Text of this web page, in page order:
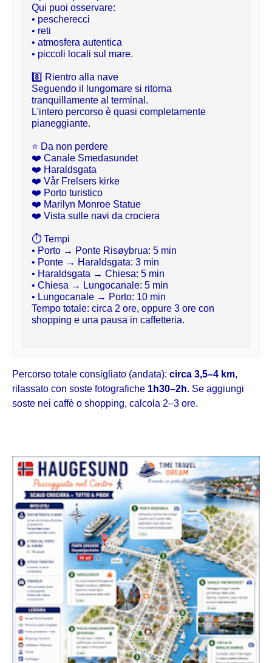
Qui puoi osservare:
• pescherecci
• reti
• atmosfera autentica
• piccoli locali sul mare.
8️⃣ Rientro alla nave
Seguendo il lungomare si ritorna
tranquillamente al terminal.
L'intero percorso è quasi completamente
pianeggiante.
⭐ Da non perdere
❤️ Canale Smedasundet
❤️ Haraldsgata
❤️ Vår Frelsers kirke
❤️ Porto turistico
❤️ Marilyn Monroe Statue
❤️ Vista sulle navi da crociera
⏱️ Tempi
• Porto → Ponte Risøybrua: 5 min
• Ponte → Haraldsgata: 3 min
• Haraldsgata → Chiesa: 5 min
• Chiesa → Lungocanale: 5 min
• Lungocanale → Porto: 10 min
Tempo totale: circa 2 ore, oppure 3 ore con
shopping e una pausa in caffetteria.
Percorso totale consigliato (andata): circa 3,5–4 km,
rilassato con soste fotografiche 1h30–2h. Se aggiungi
soste nei caffè o shopping, calcola 2–3 ore.